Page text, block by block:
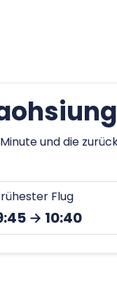
und die
Flug
→ 10:40